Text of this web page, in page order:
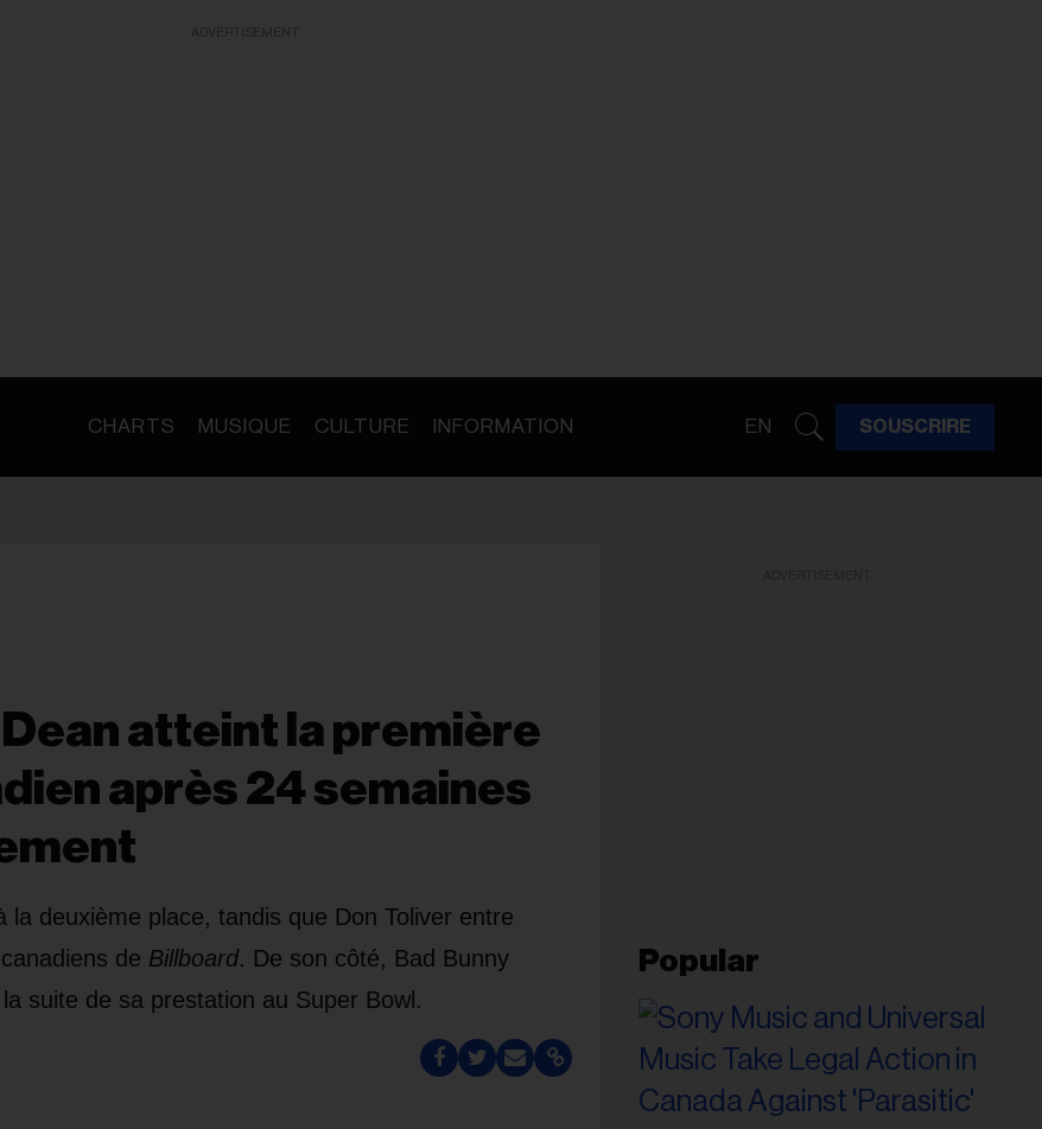
CHARTS MUSIQUE CULTURE INFORMATION EN SOUSCRIRE
Dean atteint la première
après 24 semaines
deuxième place, tandis que Don Toliver entre
de Billboard. De son côté, Bad Bunny
suite de sa prestation au Super Bowl.
Popular